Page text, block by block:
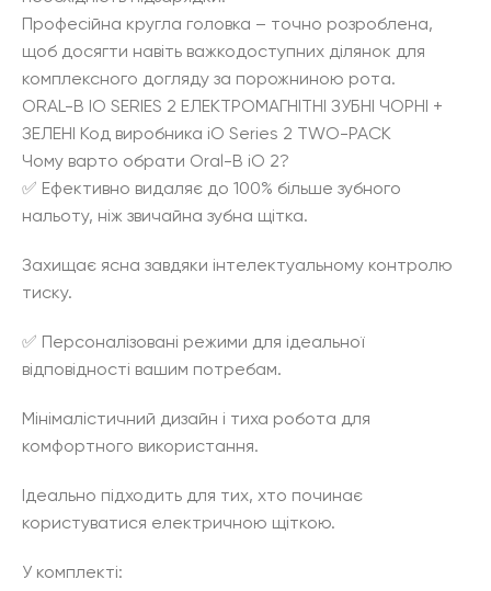
Професійна кругла головка – точно розроблена,
щоб досягти навіть важкодоступних ділянок для
комплексного догляду за порожниною рота.
ORAL-B IO SERIES 2 ЕЛЕКТРОМАГНІТНІ ЗУБНІ ЧОРНІ +
ЗЕЛЕНІ Код виробника iO Series 2 TWO-PACK
Чому варто обрати Oral-B iO 2?
✅ Ефективно видаляє до 100% більше зубного
нальоту, ніж звичайна зубна щітка.
Захищає ясна завдяки інтелектуальному контролю
тиску.
✅ Персоналізовані режими для ідеальної
відповідності вашим потребам.
Мінімалістичний дизайн і тиха робота для
комфортного використання.
Ідеально підходить для тих, хто починає
користуватися електричною щіткою.
У комплекті: